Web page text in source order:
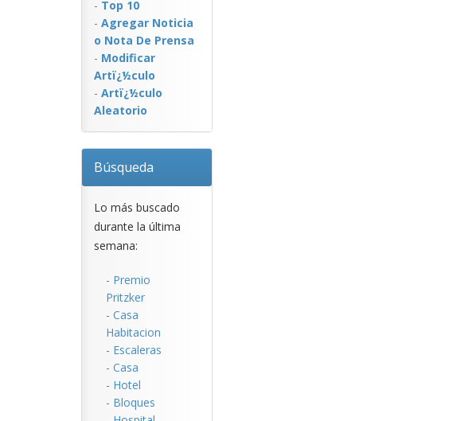
- Top 10
- Agregar Noticia
o Nota De Prensa
- Modificar
Artï¿½culo
- Artï¿½culo
Aleatorio
Búsqueda
Lo más buscado
durante la última
semana:
- Premio
Pritzker
- Casa
Habitacion
- Escaleras
- Casa
- Hotel
- Bloques